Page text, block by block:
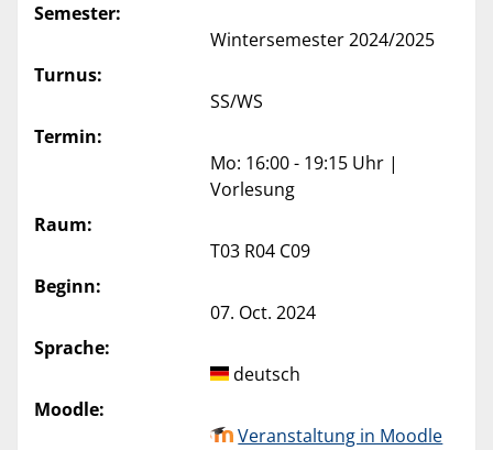
Semester:
Wintersemester 2024/2025
Turnus:
SS/WS
Termin:
Mo: 16:00 - 19:15 Uhr |
Vorlesung
Raum:
T03 R04 C09
Beginn:
07. Oct. 2024
Sprache:
deutsch
Moodle:
Veranstaltung in Moodle